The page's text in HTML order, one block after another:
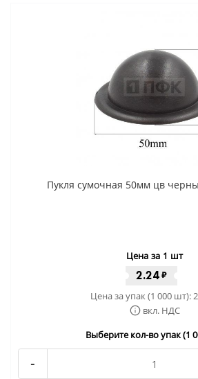
Пукля сумочная 50мм цв
Цена за 1 шт
2.24 ₽
Цена за упак (1 000 шт):
вкл. НДС
Выберите кол-во упак (1
-